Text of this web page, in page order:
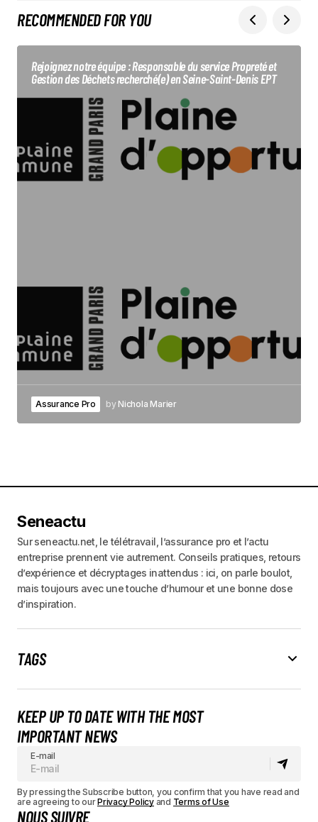
RECOMMENDED FOR YOU
Rejoignez notre équipe : Responsable du service Propreté et
Gestion des Déchets recherché(e) en Seine-Saint-Denis EPT
Assurance Pro by Nichola Marier
Seneactu
Sur seneactu.net, le télétravail, l’assurance pro et l’actu
entreprise prennent vie autrement. Conseils pratiques, retours
d’expérience et décryptages inattendus : ici, on parle boulot,
mais toujours avec une touche d’humour et une bonne dose
d’inspiration.
TAGS
KEEP UP TO DATE WITH THE MOST
IMPORTANT NEWS
E-mail
By pressing the Subscribe button, you confirm that you have read and
are agreeing to ourPrivacy Policyand Terms of Use
NOUS SUIVRE